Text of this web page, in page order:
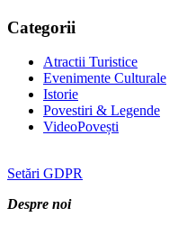
Categorii
Atractii Turistice
Evenimente Culturale
Istorie
Povestiri & Legende
VideoPovești
Setări GDPR
Despre noi